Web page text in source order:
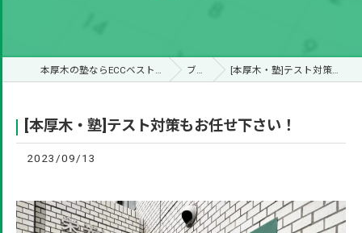
本厚木の塾ならECCベストone本厚木恩名校 ブログ [本厚木・塾]テスト対策もお任せ下さい！
[本厚木・塾]テスト対策もお任せ下さい！
2023/09/13